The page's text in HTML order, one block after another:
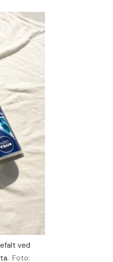
ved
Foto: